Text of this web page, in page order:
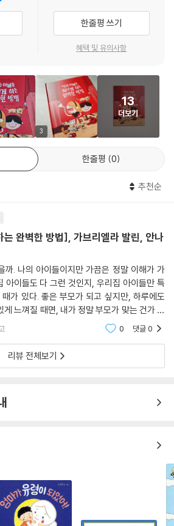
한줄평 쓰기
혜택 및 유의사항
3
13
더보기
한줄평 0
추천순
는 완벽한 방법], 가브리엘라 발린, 안나
까. 나의 아이들이지만 가끔은 정말 이해가 가
아이들도 다 그런 것인지, 우리집 아이들만 특
가 있다. 좋은 부모가 되고 싶지만, 하루에도
느껴질 때면, 내가 정말 부모가 맞는 건가 싶
까운 육아도 힘들었는데, 이제는 조금 그 육체
0 댓글0
리뷰 전체보기